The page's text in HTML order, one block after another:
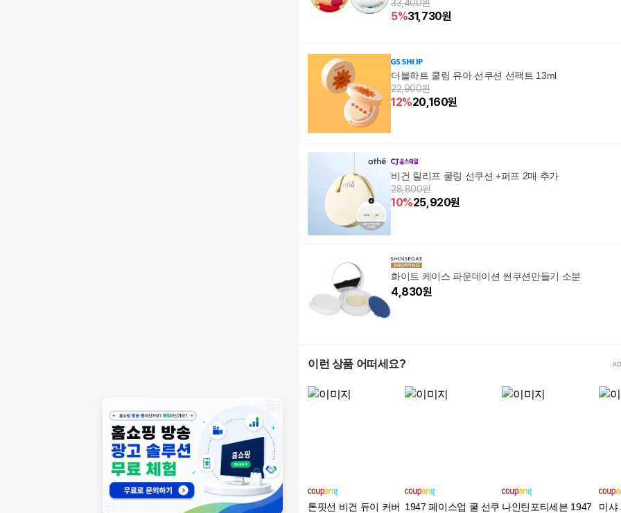
33,400원
5%31,730원
더블하트 쿨링 유아 선쿠션 선팩트 13ml
22,900원
12%20,160원
비건 릴리프 쿨링 선쿠션 +퍼프 2매 추가
28,800원
10%25,920원
화이트 케이스 파운데이션 썬쿠션만들기 소분
4,830원
이런 상품 어떠세요?
톤핏선 비건 듀이 커버 1947 페이스업 쿨 선쿠 나인틴포티세븐 1947
미샤